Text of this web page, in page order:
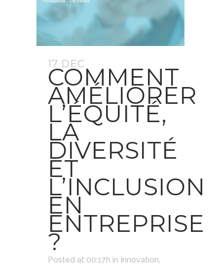
17 DEC
COMMENT
AMÉLIORER
L’ÉQUITÉ,
LA
DIVERSITÉ
ET
L’INCLUSION
EN
ENTREPRISE
?
Posted at 00:17h in Innovation,